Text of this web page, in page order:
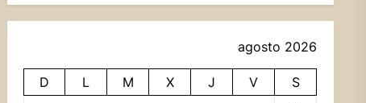
agosto 2026
D L M X J V
S